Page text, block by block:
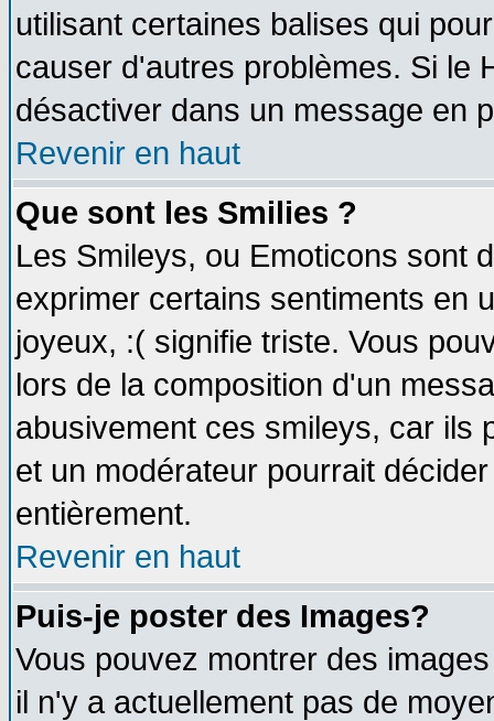
utilisant certaines balises qui
causer d'autres problèmes. Si le
désactiver dans un message en
Revenir en haut
Que sont les Smilies ?
Les Smileys, ou Emoticons sont
exprimer certains sentiments en
joyeux, :( signifie triste. Vous
lors de la composition d'un
abusivement ces smileys, car ils
et un modérateur pourrait
entièrement.
Revenir en haut
Puis-je poster des Images?
Vous pouvez montrer des
il n'y a actuellement pas de